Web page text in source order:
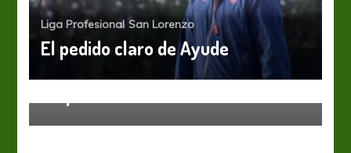
Liga Profesional San Lorenzo
El pedido claro de Ayude
San Lorenzo